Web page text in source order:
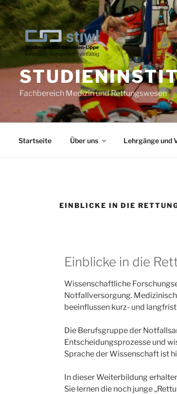
Fachbereich Medizin und Rettungswesen
Startseite Über uns Lehrgänge und
EINBLICKE IN DIE
Einblicke in die
Wissenschaftliche
Notfallversorgung.
beeinflussen kurz- und
Die Berufsgruppe der
Entscheidungsprozesse und
Sprache der Wissenschaft ist
In dieser Weiterbildung
Sie lernen die noch junge